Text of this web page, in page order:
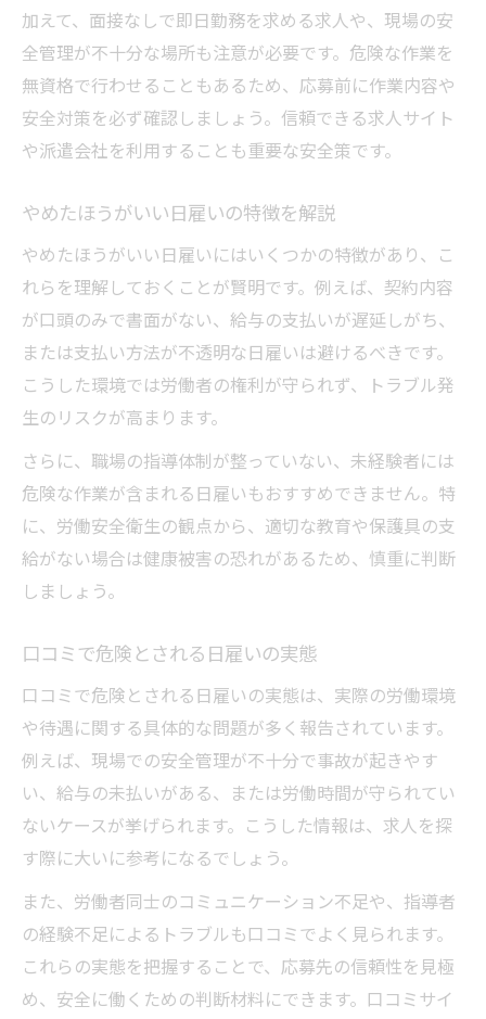
加えて、面接なしで即日勤務を求める求人や、現場の安
全管理が不十分な場所も注意が必要です。危険な作業を
無資格で行わせることもあるため、応募前に作業内容や
安全対策を必ず確認しましょう。信頼できる求人サイト
や派遣会社を利用することも重要な安全策です。
やめたほうがいい日雇いの特徴を解説
やめたほうがいい日雇いにはいくつかの特徴があり、こ
れらを理解しておくことが賢明です。例えば、契約内容
が口頭のみで書面がない、給与の支払いが遅延しがち、
または支払い方法が不透明な日雇いは避けるべきです。
こうした環境では労働者の権利が守られず、トラブル発
生のリスクが高まります。
さらに、職場の指導体制が整っていない、未経験者には
危険な作業が含まれる日雇いもおすすめできません。特
に、労働安全衛生の観点から、適切な教育や保護具の支
給がない場合は健康被害の恐れがあるため、慎重に判断
しましょう。
口コミで危険とされる日雇いの実態
口コミで危険とされる日雇いの実態は、実際の労働環境
や待遇に関する具体的な問題が多く報告されています。
例えば、現場での安全管理が不十分で事故が起きやす
い、給与の未払いがある、または労働時間が守られてい
ないケースが挙げられます。こうした情報は、求人を探
す際に大いに参考になるでしょう。
また、労働者同士のコミュニケーション不足や、指導者
の経験不足によるトラブルも口コミでよく見られます。
これらの実態を把握することで、応募先の信頼性を見極
め、安全に働くための判断材料にできます。口コミサイ